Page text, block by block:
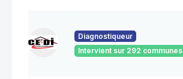
Diagnostiqueur
Intervient sur 292 communes